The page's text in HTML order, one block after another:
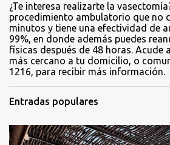
¿Te interesa realizarte la
procedimiento ambulatorio que no
minutos y tiene una efectividad de
99%, en donde además puedes
físicas después de 48 horas. Acude
más cercano a tu domicilio, o
1216, para recibir más información.
Entradas populares